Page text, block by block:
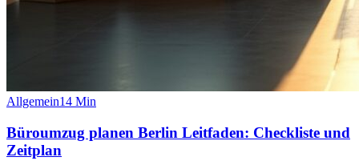
Allgemein14 Min
Büroumzug planen Berlin Leitfaden: Checkliste und
Zeitplan